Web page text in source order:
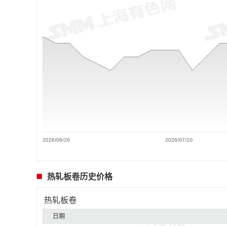
2026/06/26 2026/07/10
热轧板卷历史价格
热轧板卷
日期